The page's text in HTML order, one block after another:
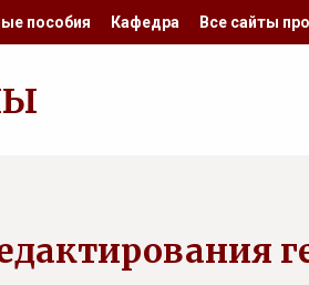
пособия Кафедра Все сайты